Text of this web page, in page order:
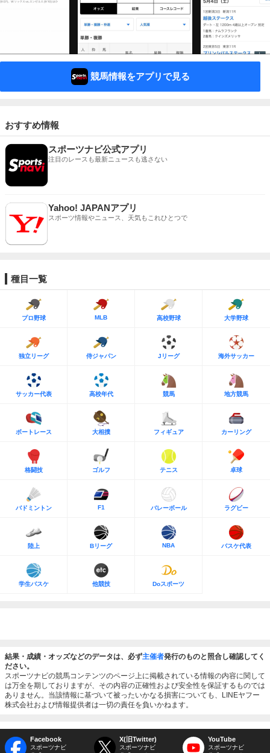
競馬情報をアプリで見る
おすすめ情報
スポーツナビ公式アプリ
注目のレースも最新ニュースも逃さない
Yahoo! JAPANアプリ
スポーツ情報やニュース、天気もこれひとつで
種目一覧
プロ野球 MLB 高校野球 大学野球
独立リーグ 侍ジャパン Jリーグ 海外サッカー
サッカー代表 高校年代 競馬 地方競馬
ボートレース 大相撲 フィギュア カーリング
格闘技 ゴルフ テニス 卓球
バドミントン F1 バレーボール ラグビー
陸上 Bリーグ NBA バスケ代表
学生バスケ 他競技 Doスポーツ
結果・成績・オッズなどのデータは、必ず主催者発行のものと照合し確認してく
ださい。
スポーツナビの競馬コンテンツのページ上に掲載されている情報の内容に関して
は万全を期しておりますが、その内容の正確性および安全性を保証するものでは
ありません。当該情報に基づいて被ったいかなる損害についても、LINEヤフー
株式会社および情報提供者は一切の責任を負いかねます。
Facebook
スポーツナビ
X(旧Twitter)
スポーツナビ
YouTube
スポーツナビ